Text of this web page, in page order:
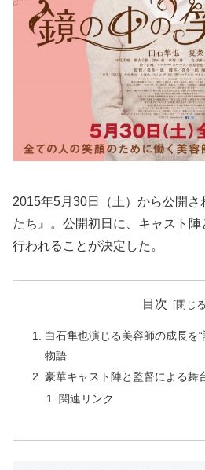
2015年5月30日（土）から公開
たち』。公開初日に、キャスト
行われることが決定した。
目次
白石隼也演じる美容師の成長を“
物語
豪華キャスト陣と監督による舞
関連リンク